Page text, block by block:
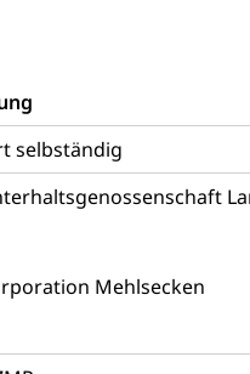
selbständig
Mehlsecken
Betreuung
Sport, Sportanlagen